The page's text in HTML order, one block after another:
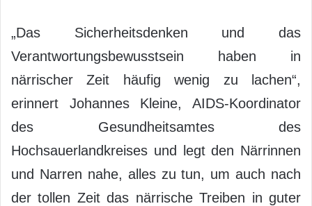
„Das Sicherheitsdenken und das
Verantwortungsbewusstsein haben in
närrischer Zeit häufig wenig zu lachen“,
erinnert Johannes Kleine, AIDS-Koordinator
des Gesundheitsamtes des
Hochsauerlandkreises und legt den Närrinnen
und Narren nahe, alles zu tun, um auch nach
der tollen Zeit das närrische Treiben in guter